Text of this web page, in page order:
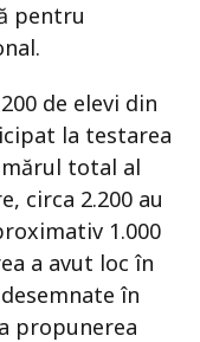
pentru
de elevi din
la testarea
total al
circa 2.200 au
1.000
a avut loc în
în
propunerea